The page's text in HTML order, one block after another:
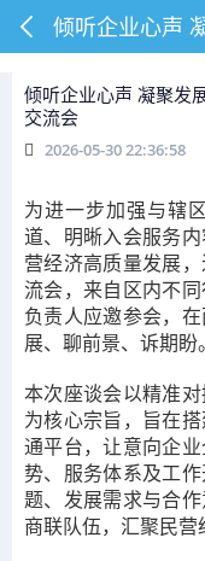
倾听企业心声 凝聚
交流会
2026-05-30 22:36:58
为进一步加强与辖
道、明晰入会服务
营经济高质量发展
流会，来自区内不
负责人应邀参会，
展、聊前景、诉期盼。
本次座谈会以精准
为核心宗旨，旨在
通平台，让意向企
势、服务体系及工
题、发展需求与合
商联队伍，汇聚民营